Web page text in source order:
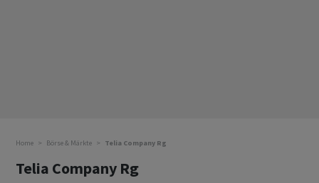
Home Börse & Märkte Telia Company Rg
Telia Company Rg